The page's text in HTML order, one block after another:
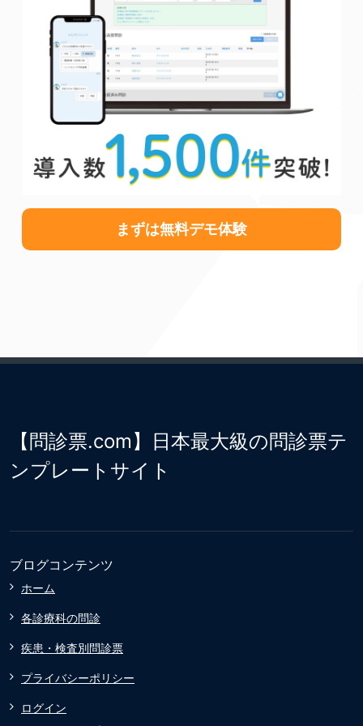
まずは無料デモ体験
【問診票.com】日本最大級の問診票テ
ンプレートサイト
ブログコンテンツ
ホーム
各診療科の問診
疾患・検査別問診票
プライバシーポリシー
ログイン